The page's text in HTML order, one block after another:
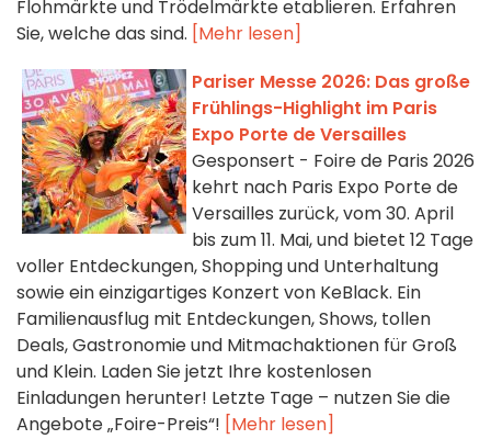
Flohmärkte und Trödelmärkte etablieren. Erfahren
Sie, welche das sind. [Mehr lesen]
Pariser Messe 2026: Das große
Frühlings-Highlight im Paris
Expo Porte de Versailles
Gesponsert - Foire de Paris 2026
kehrt nach Paris Expo Porte de
Versailles zurück, vom 30. April
bis zum 11. Mai, und bietet 12 Tage
voller Entdeckungen, Shopping und Unterhaltung
sowie ein einzigartiges Konzert von KeBlack. Ein
Familienausflug mit Entdeckungen, Shows, tollen
Deals, Gastronomie und Mitmachaktionen für Groß
und Klein. Laden Sie jetzt Ihre kostenlosen
Einladungen herunter! Letzte Tage – nutzen Sie die
Angebote „Foire-Preis“! [Mehr lesen]